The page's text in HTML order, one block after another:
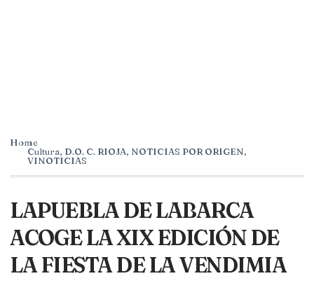
Home
Cultura, D.O. C. RIOJA, NOTICIAS POR ORIGEN,
VINOTICIAS
LAPUEBLA DE LABARCA
ACOGE LA XIX EDICIÓN DE
LA FIESTA DE LA VENDIMIA